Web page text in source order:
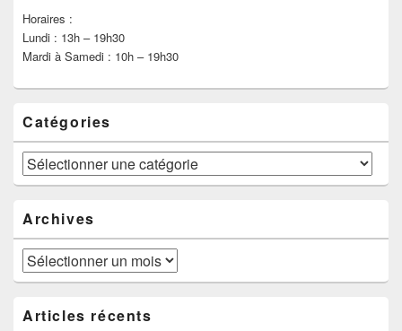
Horaires :
Lundi : 13h – 19h30
Mardi à Samedi : 10h – 19h30
Catégories
Catégories
Archives
Archives
Articles récents